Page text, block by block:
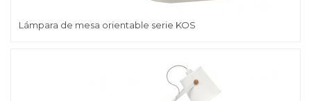
Lámpara de mesa orientable serie KOS